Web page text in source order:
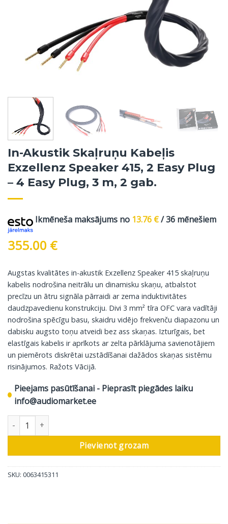
In-Akustik Skaļruņu Kabeļis
Exzellenz Speaker 415, 2 Easy Plug
– 4 Easy Plug, 3 m, 2 gab.
Ikmēneša maksājums no 13.76 €/ 36 mēnešiem
355.00 €
Augstas kvalitātes in-akustik Exzellenz Speaker 415 skaļruņu
kabelis nodrošina neitrālu un dinamisku skaņu, atbalstot
precīzu un ātru signāla pārraidi ar zema induktivitātes
daudzpavedienu konstrukciju. Divi 3 mm² tīra OFC vara vadītāji
nodrošina spēcīgu basu, skaidru vidējo frekvenču diapazonu un
dabisku augsto toņu atveidi bez ass skaņas. Izturīgais, bet
elastīgais kabelis ir aprīkots ar zelta pārklājuma savienotājiem
un piemērots diskrētai uzstādīšanai dažādos skaņas sistēmu
risinājumos. Ražots Vācijā.
Pieejams pasūtīšanai - Pieprasīt piegādes laiku
info@audiomarket.ee
In-Akustik Skaļruņu Kabeļis Exzellenz Speaker 415, 2 Easy Plug -
Pievienot grozam
SKU: 0063415311